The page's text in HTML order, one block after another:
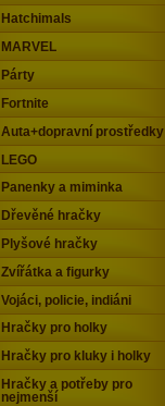
Hatchimals
MARVEL
Párty
Fortnite
Auta+dopravní prostředky
LEGO
Panenky a miminka
Dřevěné hračky
Plyšové hračky
Zvířátka a figurky
Vojáci, policie, indiáni
Hračky pro holky
Hračky pro kluky i holky
Hračky a potřeby pro
nejmenší